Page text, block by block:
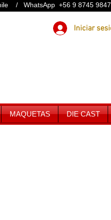
/ WhatsApp +56 9 8745 9847
MAQUETAS DIE CAST